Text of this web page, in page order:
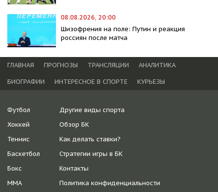
08.08.2026, 20:00
Шизофрения на поле: Путин и реакция
россиян после матча
ГЛАВНАЯ ПРОГНОЗЫ ТРАНСЛЯЦИИ
АНАЛИТИКА
БИОГРАФИИ
ИНТЕРЕСНОЕ В СПОРТЕ КУРЬЕЗЫ
Футбол
Хоккей
Теннис
Баскетбол
Бокс
ММА
Другие виды спорта
Обзор БК
Как делать ставки?
Стратегии игры в БК
Контакты
Политика конфиденциальности